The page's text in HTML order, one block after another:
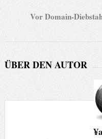
Vor Domain-
ÜBER DEN AUTOR